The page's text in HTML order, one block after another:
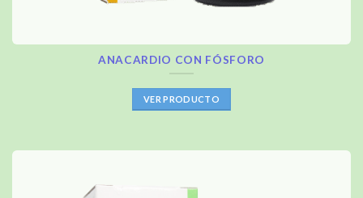
ANACARDIO CON FÓSFORO
VER PRODUCTO